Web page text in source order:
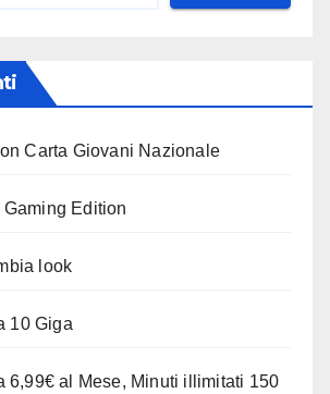
Carta Giovani Nazionale
Edition
look
10 Giga
6,99€ al Mese, Minuti illimitati 150